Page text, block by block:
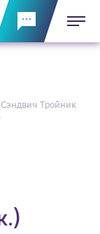
Сэндвич Тройник